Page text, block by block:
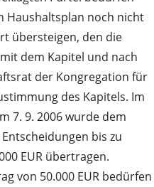
Haushaltsplan noch nicht
übersteigen, den die
dem Kapitel und nach
der Kongregation für
des Kapitels. Im
7. 9. 2006 wurde dem
bis zu
EUR übertragen.
von 50.000 EUR bedürfen